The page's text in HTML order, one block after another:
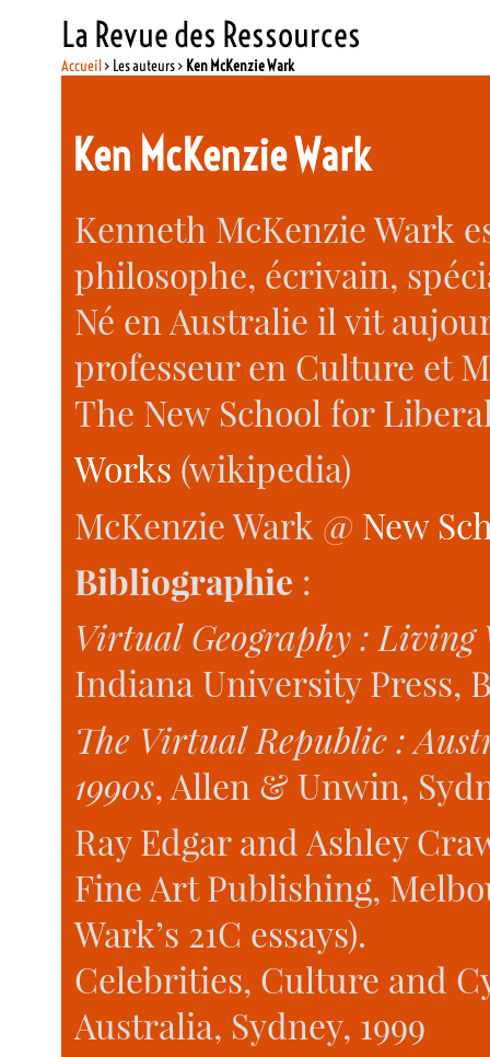
La Revue des Ressources
Accueil> Les auteurs > Ken McKenzie Wark
Ken McKenzie Wark
Kenneth McKenzie Wark
philosophe, écrivain,
Né en Australie il vit
professeur en Culture et
The New School for
Works (wikipedia)
McKenzie Wark @ New
Bibliographie :
Virtual Geography : Living
Indiana University Press,
The Virtual Republic :
1990s, Allen & Unwin,
Ray Edgar and Ashley
Fine Art Publishing,
Wark’s 21C essays).
Celebrities, Culture and
Australia, Sydney, 1999